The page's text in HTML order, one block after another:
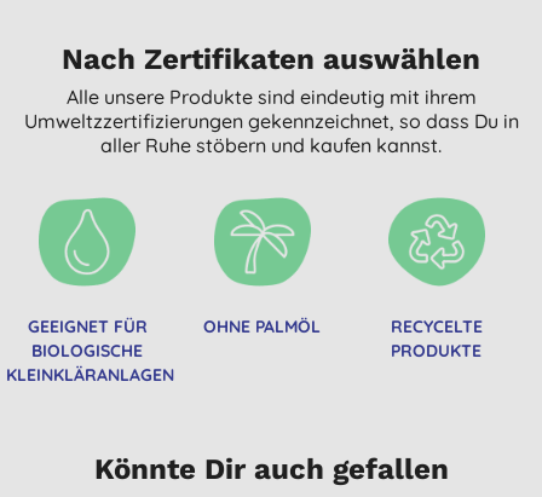
Nach Zertifikaten auswählen
Alle unsere Produkte sind eindeutig mit ihrem
Umweltzzertifizierungen gekennzeichnet, so dass Du in
aller Ruhe stöbern und kaufen kannst.
GEEIGNET FÜR
BIOLOGISCHE
KLEINKLÄRANLAGEN
OHNE PALMÖL
RECYCELTE
PRODUKTE
Könnte Dir auch gefallen